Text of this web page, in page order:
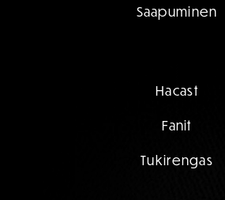
Saapuminen
Hacast
Fanit
Tukirengas